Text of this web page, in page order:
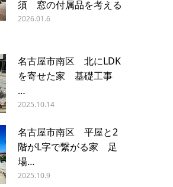
須 窓の付属品を考える
2026.01.6
名古屋市南区 北にLDK
を寄せた家 基礎工事
…
2025.10.14
名古屋市南区 平屋と2
階がL字で繋がる家 足
場…
2025.10.9